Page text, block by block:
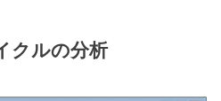
クルの分析